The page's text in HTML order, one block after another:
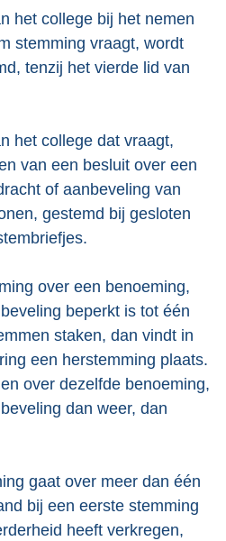
het college bij het nemen
stemming vraagt, wordt
tenzij het vierde lid van
het college dat vraagt,
van een besluit over een
of aanbeveling van
gestemd bij gesloten
over een benoeming,
beperkt is tot één
staken, dan vindt in
een herstemming plaats.
over dezelfde benoeming,
dan weer, dan
gaat over meer dan één
bij een eerste stemming
heeft verkregen,